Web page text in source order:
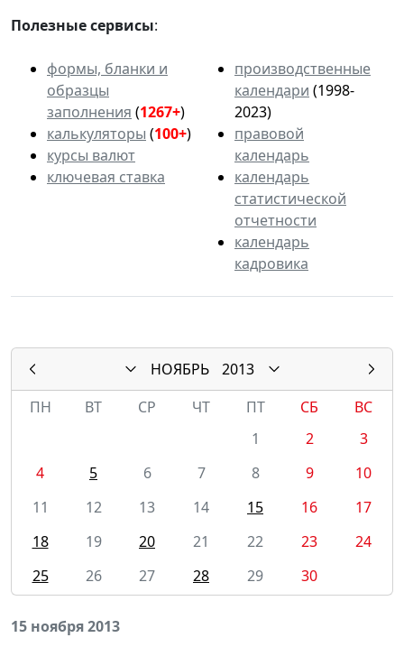
Полезные сервисы:
формы, бланки и
образцы
заполнения (1267+)
калькуляторы (100+)
курсы валют
ключевая ставка
производственные
календари (1998-
2023)
правовой
календарь
календарь
статистической
отчетности
календарь
кадровика
НОЯБРЬ
2013
ПН
ВТ СР ЧТ ПТ СБ
ВС
1
2
3
4
5 6 7 8 9
10
11
12 13 14 15 16
17
18
19 20 21 22 23
24
25
26 27 28 29 30
15 ноября 2013